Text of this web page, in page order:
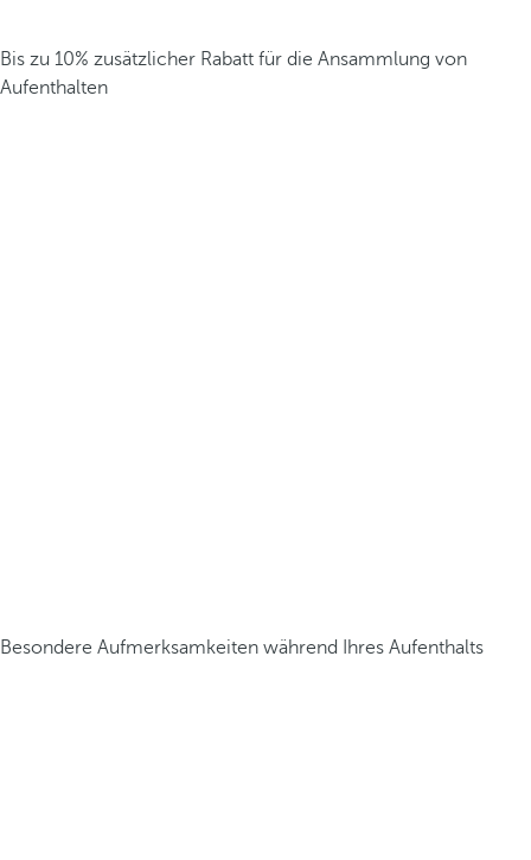
Bis zu 10% zusätzlicher Rabatt für die Ansammlung von
Aufenthalten
Besondere Aufmerksamkeiten während Ihres Aufenthalts